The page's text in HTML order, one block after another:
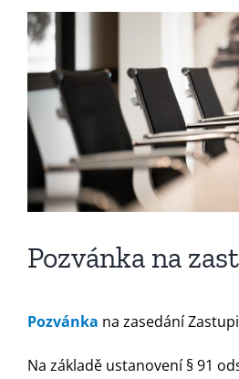
Zobrazit
větší
obrázek
Pozvánka na
Pozvánka na zasedání
Na základě ustanovení § 91